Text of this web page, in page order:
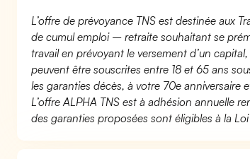
L’offre de prévoyance TNS est destinée aux
de cumul emploi – retraite souhaitant se
travail en prévoyant le versement d’un
peuvent être souscrites entre 18 et 65 ans
les garanties décès, à votre 70e anniversaire
L’offre ALPHA TNS est à adhésion annuelle
des garanties proposées sont éligibles à la